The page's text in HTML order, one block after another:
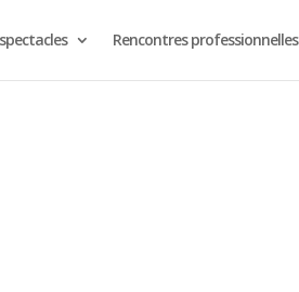
Rencontres professionnelles